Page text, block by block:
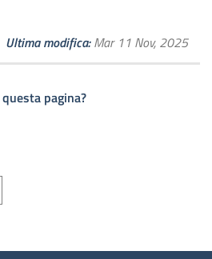
Ultima modifica Mar 11 Nov, 2025
pagina?